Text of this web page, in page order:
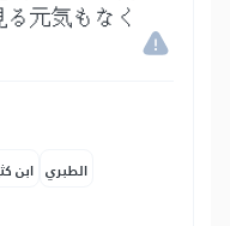
元気もなく
ابن الطبري